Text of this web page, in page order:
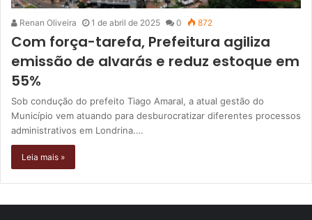
Renan Oliveira 1 de abril de 2025 0 872
Com força-tarefa, Prefeitura agiliza
emissão de alvarás e reduz estoque em
55%
Sob condução do prefeito Tiago Amaral, a atual gestão do
Município vem atuando para desburocratizar diferentes processos
administrativos em Londrina.…
Leia mais »